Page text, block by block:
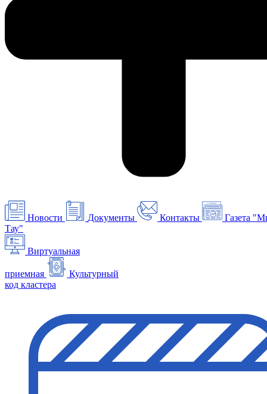
Новости Документы Контакты
Газета
Тау"
Виртуальная
приемная
Культурный
код кластера